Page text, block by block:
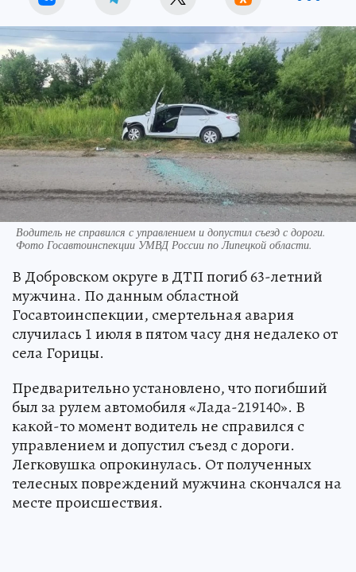
Водитель не справился с управлением и допустил съезд с дороги.
Фото Госавтоинспекции УМВД России по Липецкой области.
В Добровском округе в ДТП погиб 63-летний
мужчина. По данным областной
Госавтоинспекции, смертельная авария
случилась 1 июля в пятом часу дня недалеко от
села Горицы.
Предварительно установлено, что погибший
был за рулем автомобиля «Лада-219140». В
какой-то момент водитель не справился с
управлением и допустил съезд с дороги.
Легковушка опрокинулась. От полученных
телесных повреждений мужчина скончался на
месте происшествия.